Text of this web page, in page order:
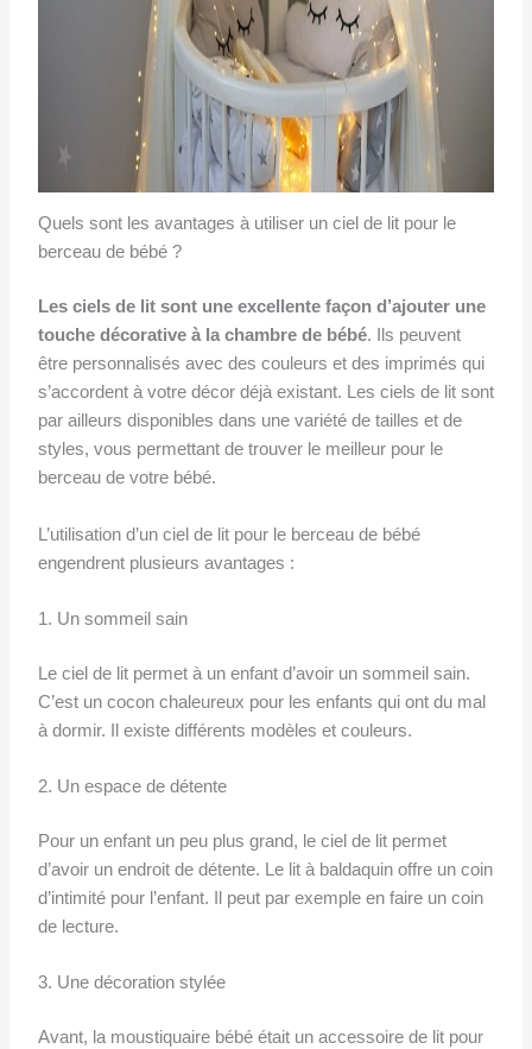
Quels sont les avantages à utiliser un ciel de lit pour le
berceau de bébé ?
Les ciels de lit sont une excellente façon d’ajouter une
touche décorative à la chambre de bébé. Ils peuvent
être personnalisés avec des couleurs et des imprimés qui
s’accordent à votre décor déjà existant. Les ciels de lit sont
par ailleurs disponibles dans une variété de tailles et de
styles, vous permettant de trouver le meilleur pour le
berceau de votre bébé.
L’utilisation d’un ciel de lit pour le berceau de bébé
engendrent plusieurs avantages :
1. Un sommeil sain
Le ciel de lit permet à un enfant d’avoir un sommeil sain.
C’est un cocon chaleureux pour les enfants qui ont du mal
à dormir. Il existe différents modèles et couleurs.
2. Un espace de détente
Pour un enfant un peu plus grand, le ciel de lit permet
d’avoir un endroit de détente. Le lit à baldaquin offre un coin
d’intimité pour l’enfant. Il peut par exemple en faire un coin
de lecture.
3. Une décoration stylée
Avant, la moustiquaire bébé était un accessoire de lit pour